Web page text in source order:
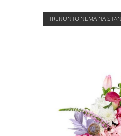
TRENUNTO NEMA NA